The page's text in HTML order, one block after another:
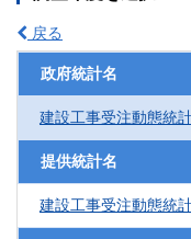
戻る
政府統計名
建設工事受注動態統
提供統計名
建設工事受注動態統